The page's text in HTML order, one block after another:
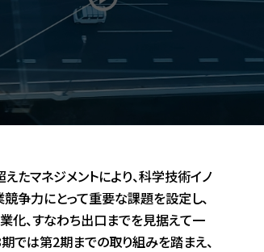
たマネジメントにより、科学技術イノ
争力にとって重要な課題を設定し、
化、すなわち出口までを見据えて一
では第2期までの取り組みを踏まえ、